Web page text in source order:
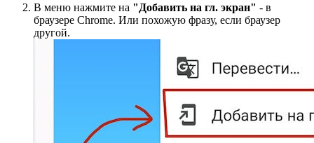
В меню нажмите на "Добавить на гл. экран" - в
браузере Chrome. Или похожую фразу, если браузер
другой.